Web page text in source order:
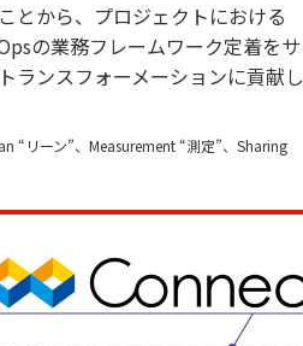
とから、プロジェクトにおける
の業務フレームワーク定着をサ
ランスフォーメーションに貢献し
“リーン”、Measurement “測定”、Sharing